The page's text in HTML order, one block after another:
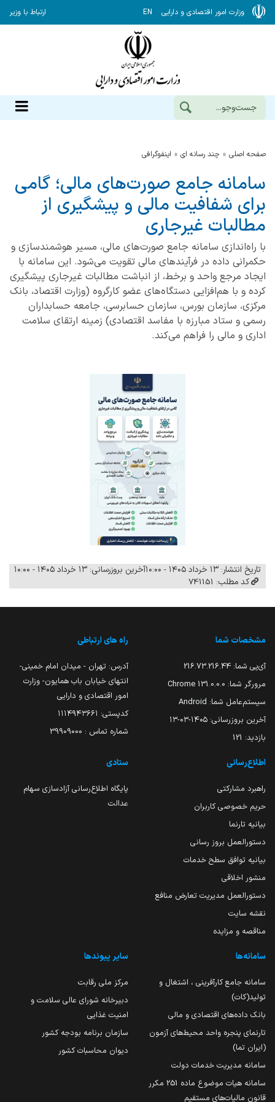
وزارت امور اقتصادی و دارایی EN ارتباط با وزیر
صفحه اصلی چند رسانه ای اینفوگرافی
سامانه جامع صورت‌های مالی؛ گامی
برای شفافیت مالی و پیشگیری از
مطالبات غیرجاری
با راه‌اندازی سامانه جامع صورت‌های مالی، مسیر هوشمندسازی و
حکمرانی داده در فرآیندهای مالی تقویت می‌شود. این سامانه با
ایجاد مرجع واحد و برخط، از انباشت مطالبات غیرجاری پیشگیری
کرده و با هم‌افزایی دستگاه‌های عضو کارگروه (وزارت اقتصاد، بانک
مرکزی، سازمان بورس، سازمان حسابرسی، جامعه حسابداران
رسمی و ستاد مبارزه با مفاسد اقتصادی) زمینه ارتقای سلامت
اداری و مالی را فراهم می‌کند.
تاریخ انتشار: ۱۳ خرداد ۱۴۰۵ - ۱۰:۰۰
آخرین بروزرسانی: ۱۳ خرداد ۱۴۰۵ - ۱۰:۰۰
کد مطلب: 741151
مشخصات شما
آی‌پی شما: 216.73.216.44
مرورگر شما: 131.0.0.0 Chrome
سیستم‌عامل شما: Android
آخرین بروزرسانی: ۱۴۰۵-۰۳-۱۳
بازدید: 121
راه های ارتباطی
آدرس: تهران - میدان امام خمینی-
انتهای خیابان باب همایون- وزارت
امور اقتصادی و دارایی
کدپستی: ۱۱۱۴۹۴۳۶۶۱
شماره تماس : 39909000
اطلاع‌رسانی
راهبرد مشارکتی
حریم خصوصی کاربران
بیانیه تارنما
دستورالعمل بروز رسانی
بیانیه توافق سطح خدمات
منشور اخلاقی
دستورالعمل مدیریت تعارض منافع
نقشه سایت
مناقصه و مزایده
ستادی
پایگاه اطلاع‌رسانی آزادسازی سهام
عدالت
سامانه‌ها
سامانه جامع کارآفرینی ، اشتغال و
تولید(کات)
بانک داده‌های اقتصادی و مالی
تارنمای پنجره واحد محیط‌های آزمون
(ایران تما)
سامانه مدیریت خدمات دولت
سامانه هیات موضوع ماده 251 مکرر
قانون مالیات‌های مستقیم
سایر پیوندها
مرکز ملی رقابت
دبیرخانه شورای عالی سلامت و
امنیت غذایی
سازمان برنامه بودجه کشور
دیوان محاسبات کشور